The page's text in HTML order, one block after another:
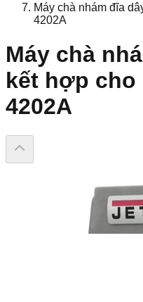
Máy chà nhám đĩa
4202A
Máy chà
kết hợp cho
4202A